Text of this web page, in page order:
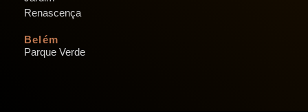
Renascença
Belém
Parque Verde